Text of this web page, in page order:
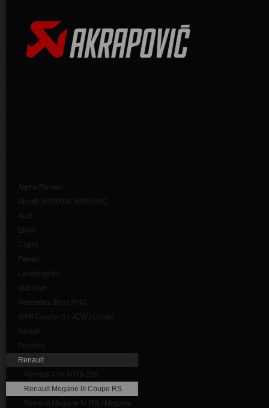
Alpha Romeo
Abarth 500/500C/595/595C
Audi
BMW
Cupra
Ferrari
Lamborghini
McLaren
Mercedes Benz AMG
MINI Cooper S | JCW | Coupe
Nissan
Porsche
Renault
Renault Clio III RS 200
Renault Megane III Coupe RS
Renault Megane IV RS / Megane